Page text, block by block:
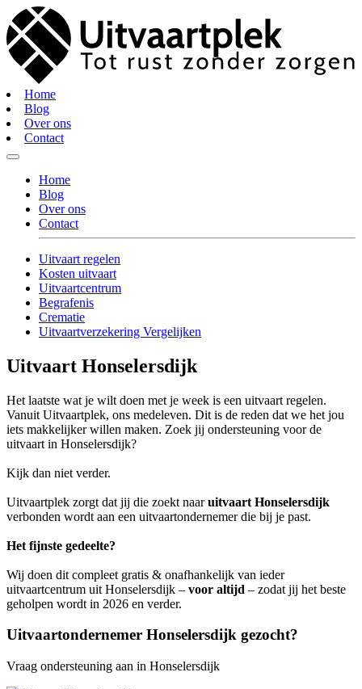
Home
Blog
Over ons
Contact
Home
Blog
Over ons
Contact
Uitvaart regelen
Kosten uitvaart
Uitvaartcentrum
Begrafenis
Crematie
Uitvaartverzekering Vergelijken
Uitvaart Honselersdijk
Het laatste wat je wilt doen met je week is een uitvaart regelen.
Vanuit Uitvaartplek, ons medeleven. Dit is de reden dat we het jou
iets makkelijker willen maken. Zoek jij ondersteuning voor de
uitvaart in Honselersdijk?
Kijk dan niet verder.
Uitvaartplek zorgt dat jij die zoekt naaruitvaart Honselersdijk
verbonden wordt aan een uitvaartondernemer die bij je past.
Het fijnste gedeelte?
Wij doen dit compleet gratis & onafhankelijk van ieder
uitvaartcentrum uit Honselersdijk – voor altijd – zodat jij het beste
geholpen wordt in 2026 en verder.
Uitvaartondernemer Honselersdijk gezocht?
Vraag ondersteuning aan in Honselersdijk